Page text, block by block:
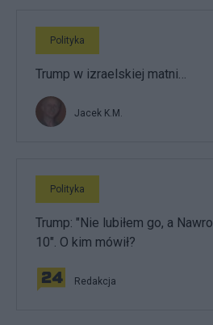
Polityka
Trump w izraelskiej matni…
Jacek K.M.
Polityka
Trump: "Nie lubiłem go, a
10". O kim mówił?
Redakcja